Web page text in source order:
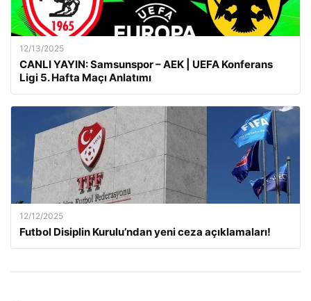
12/13/2025
CANLI YAYIN: Samsunspor – AEK | UEFA Konferans
Ligi 5. Hafta Maçı Anlatımı
12/12/2025
Futbol Disiplin Kurulu’ndan yeni ceza açıklamaları!